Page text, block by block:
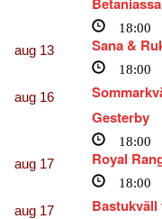
18:00
aug 13 Sana &
18:00
aug 16
Gesterby
18:00
aug 17 Royal
18:00
aug 17
Bastukväll